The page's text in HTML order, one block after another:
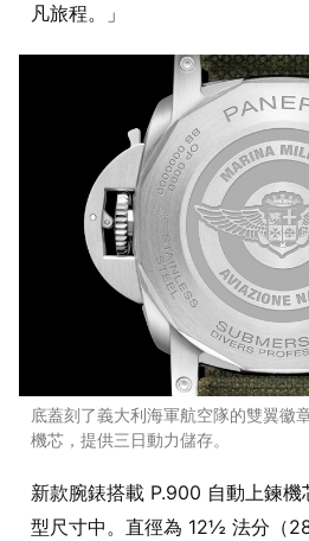
凡旅程。」
底蓋刻了義大利海軍航空隊的雙翼徽
機芯，提供三日動力儲存。
新款腕錶搭載 P.900 自動上鍊機
型尺寸中。直徑為 12½ 法分（